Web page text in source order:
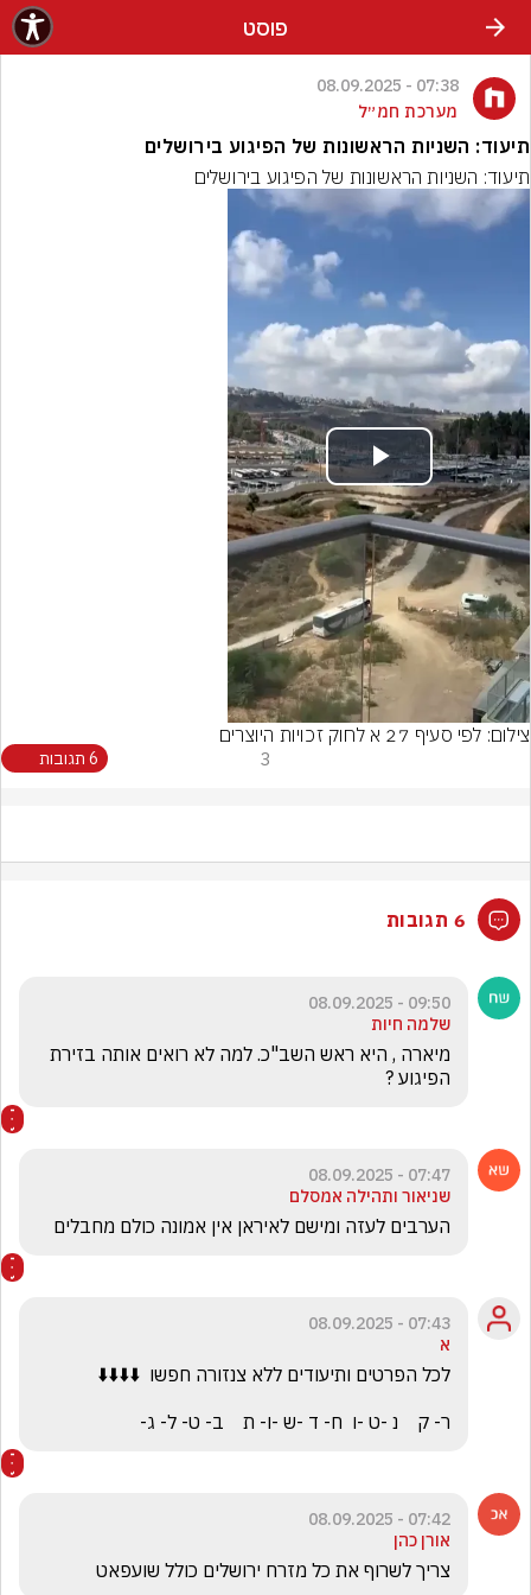
פוסט
07:38 - 08.09.2025
מערכת חמ״ל
תיעוד: השניות הראשונות של הפיגוע בירושלים
תיעוד: השניות הראשונות של הפיגוע בירושלים
Play
Video
צילום: לפי סעיף 27 א לחוק זכויות היוצרים
3 6 תגובות
6 תגובות
09:50 - 08.09.2025
שלמה חיות
הפיגוע ?
07:47 - 08.09.2025
שניאור ותהילה אמסלם
הערבים לעזה ומישם לאיראן אין אמונה כולם מחבלים
07:43 - 08.09.2025
א
ר- ק    נ -ט -ו  ח- ד -ש -ו- ת    ב- ט- ל- ג-
07:42 - 08.09.2025
אורן כהן
צריך לשרוף את כל מזרח ירושלים כולל שועפאט